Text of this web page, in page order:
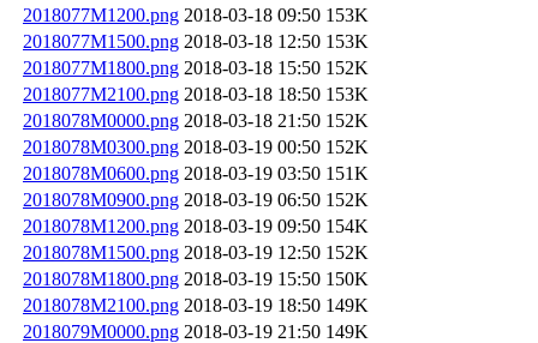
2018077M1200.png 2018-03-18 09:50 153K
2018077M1500.png 2018-03-18 12:50 153K
2018077M1800.png 2018-03-18 15:50 152K
2018077M2100.png 2018-03-18 18:50 153K
2018078M0000.png 2018-03-18 21:50 152K
2018078M0300.png 2018-03-19 00:50 152K
2018078M0600.png 2018-03-19 03:50 151K
2018078M0900.png 2018-03-19 06:50 152K
2018078M1200.png 2018-03-19 09:50 154K
2018078M1500.png 2018-03-19 12:50 152K
2018078M1800.png 2018-03-19 15:50 150K
2018078M2100.png 2018-03-19 18:50 149K
2018079M0000.png 2018-03-19 21:50 149K